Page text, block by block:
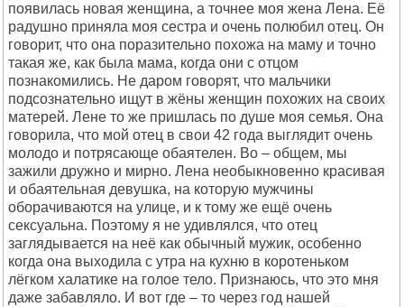
появилась новая женщина, а точнее моя жена Лена. Её
радушно приняла моя сестра и очень полюбил отец. Он
говорит, что она поразительно похожа на маму и точно
такая же, как была мама, когда они с отцом
познакомились. Не даром говорят, что мальчики
подсознательно ищут в жёны женщин похожих на своих
матерей. Лене то же пришлась по душе моя семья. Она
говорила, что мой отец в свои 42 года выглядит очень
молодо и потрясающе обаятелен. Во – общем, мы
зажили дружно и мирно. Лена необыкновенно красивая
и обаятельная девушка, на которую мужчины
оборачиваются на улице, и к тому же ещё очень
сексуальна. Поэтому я не удивлялся, что отец
заглядывается на неё как обычный мужик, особенно
когда она выходила с утра на кухню в коротеньком
лёгком халатике на голое тело. Признаюсь, что это мня
даже забавляло. И вот где – то через год нашей